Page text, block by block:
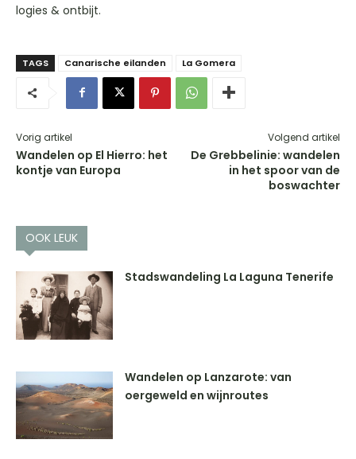
logies & ontbijt.
TAGS Canarische eilanden La Gomera
Vorig artikel
Wandelen op El Hierro: het
kontje van Europa
Volgend artikel
De Grebbelinie: wandelen
in het spoor van de
boswachter
OOK LEUK
Stadswandeling La Laguna Tenerife
Wandelen op Lanzarote: van
oergeweld en wijnroutes